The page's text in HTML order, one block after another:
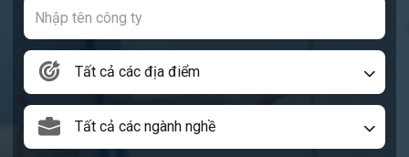
Tất cả các địa điểm
Tất cả các ngành nghề